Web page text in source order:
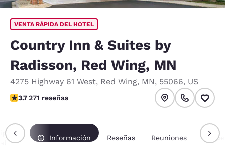
VENTA RÁPIDA DEL HOTEL
Country Inn & Suites by
Radisson, Red Wing, MN
4275 Highway 61 West, Red Wing, MN, 55066, US
calificación de 3.69 estrellas. Bueno.
3.7271 reseñas
Información Reseñas Reuniones